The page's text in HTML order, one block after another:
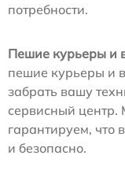
потребности.
Пешие курьеры и
пешие курьеры и
забрать вашу
сервисный
гарантируем, что
и безопасно.